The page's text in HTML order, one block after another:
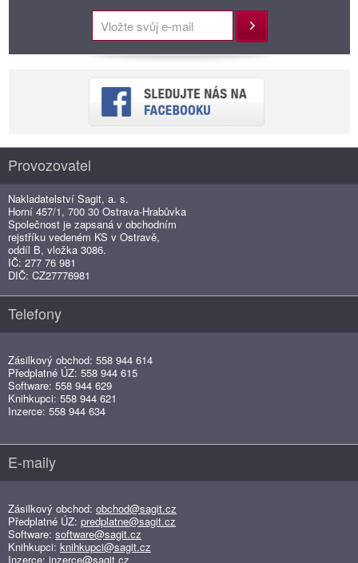
Přihlásit
Provozovatel
Nakladatelství Sagit, a. s.
Horní 457/1, 700 30 Ostrava-Hrabůvka
Společnost je zapsaná v obchodním
rejstříku vedeném KS v Ostravě,
oddíl B, vložka 3086.
IČ: 277 76 981
DIČ: CZ27776981
Telefony
Zásilkový obchod: 558 944 614
Předplatné ÚZ: 558 944 615
Software: 558 944 629
Knihkupci: 558 944 621
Inzerce: 558 944 634
E-maily
Zásilkový obchod: obchod@sagit.cz
Předplatné ÚZ: predplatne@sagit.cz
Software: software@sagit.cz
Knihkupci: knihkupci@sagit.cz
Inzerce: inzerce@sagit.cz